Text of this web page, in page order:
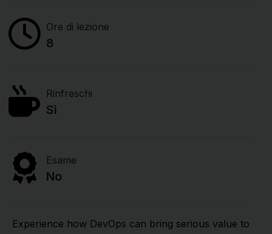
Ore di lezione
8
Rinfreschi
Sì
Esame
No
Experience how DevOps can bring serious value to